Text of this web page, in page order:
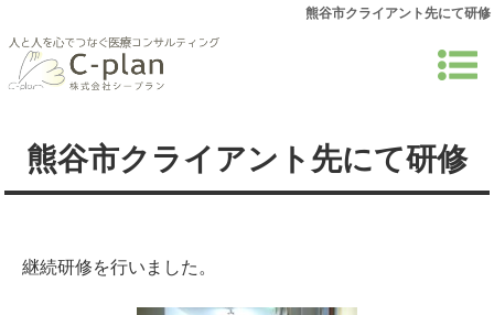
熊谷市クライアント先にて研修
熊谷市クライアント先にて研修
継続研修を行いました。